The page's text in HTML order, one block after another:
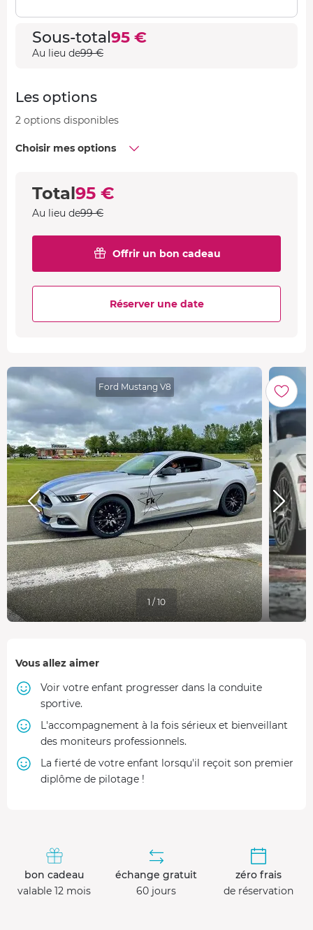
Sous-total95 €
Au lieu de99 €
Les options
2 options disponibles
Choisir mes options
Total95 €
Au lieu de99 €
Offrir un bon cadeau
Réserver une date
Ford Mustang V8
1 / 10
Vous allez aimer
Voir votre enfant progresser dans la conduite
sportive.
L'accompagnement à la fois sérieux et bienveillant
des moniteurs professionnels.
La fierté de votre enfant lorsqu'il reçoit son premier
diplôme de pilotage !
bon cadeau
valable 12 mois
échange gratuit
60 jours
zéro frais
de réservation